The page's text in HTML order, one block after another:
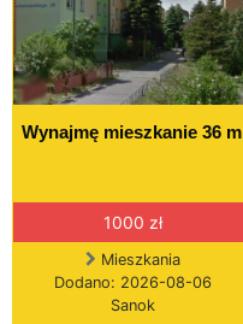
Wynajmę mieszkanie 36 m
1000 zł
Mieszkania
Dodano: 2026-08-06
Sanok